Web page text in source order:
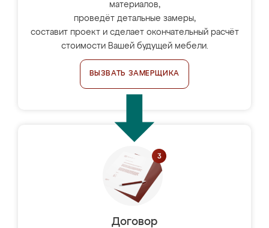
материалов,
проведёт детальные замеры,
составит проект и сделает окончательный расчёт
стоимости Вашей будущей мебели.
ВЫЗВАТЬ ЗАМЕРЩИКА
Договор